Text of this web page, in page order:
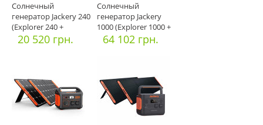
Солнечный
генератор Jackery 240
(Explorer 240 +
1*SolarSaga
20 520 грн.
Солнечный
генератор Jackery
1000 (Explorer 1000 +
1*SolarSag
64 102 грн.